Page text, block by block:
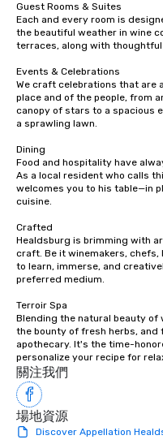
Guest Rooms & Suites
Each and every room is
the beautiful weather in wine
terraces, along with
Events & Celebrations
We craft celebrations that are
place and of the people, from
canopy of stars to a spacious
a sprawling lawn.
Dining
Food and hospitality have
As a local resident who calls
welcomes you to his table—in
cuisine.
Crafted
Healdsburg is brimming with
craft. Be it winemakers, chefs,
to learn, immerse, and
preferred medium.
Terroir Spa
Blending the natural beauty of
the bounty of fresh herbs,
apothecary. It's the time-
personalize your recipe for
關注我們
場地資源
Discover Appellation